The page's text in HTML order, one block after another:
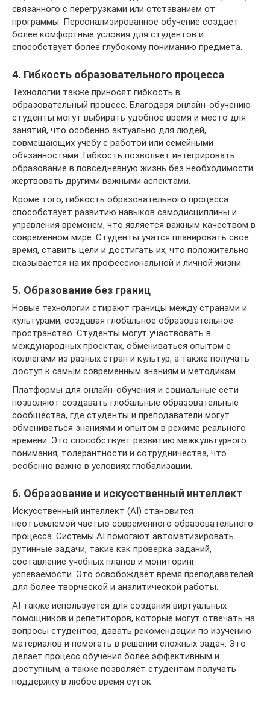
связанного с перегрузками или отставанием от
программы. Персонализированное обучение создает
более комфортные условия для студентов и
способствует более глубокому пониманию предмета.
4. Гибкость образовательного процесса
Технологии также приносят гибкость в
образовательный процесс. Благодаря онлайн-обучению
студенты могут выбирать удобное время и место для
занятий, что особенно актуально для людей,
совмещающих учебу с работой или семейными
обязанностями. Гибкость позволяет интегрировать
образование в повседневную жизнь без необходимости
жертвовать другими важными аспектами.
Кроме того, гибкость образовательного процесса
способствует развитию навыков самодисциплины и
управления временем, что является важным качеством в
современном мире. Студенты учатся планировать свое
время, ставить цели и достигать их, что положительно
сказывается на их профессиональной и личной жизни.
5. Образование без границ
Новые технологии стирают границы между странами и
культурами, создавая глобальное образовательное
пространство. Студенты могут участвовать в
международных проектах, обмениваться опытом с
коллегами из разных стран и культур, а также получать
доступ к самым современным знаниям и методикам.
Платформы для онлайн-обучения и социальные сети
позволяют создавать глобальные образовательные
сообщества, где студенты и преподаватели могут
обмениваться знаниями и опытом в режиме реального
времени. Это способствует развитию межкультурного
понимания, толерантности и сотрудничества, что
особенно важно в условиях глобализации.
6. Образование и искусственный интеллект
Искусственный интеллект (AI) становится
неотъемлемой частью современного образовательного
процесса. Системы AI помогают автоматизировать
рутинные задачи, такие как проверка заданий,
составление учебных планов и мониторинг
успеваемости. Это освобождает время преподавателей
для более творческой и аналитической работы.
AI также используется для создания виртуальных
помощников и репетиторов, которые могут отвечать на
вопросы студентов, давать рекомендации по изучению
материалов и помогать в решении сложных задач. Это
делает процесс обучения более эффективным и
доступным, а также позволяет студентам получать
поддержку в любое время суток.